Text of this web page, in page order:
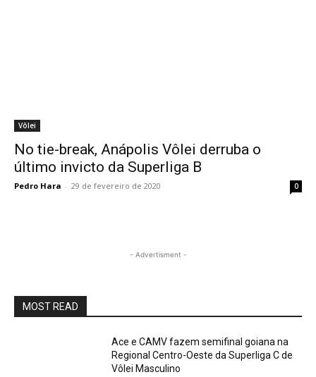
Vôlei
No tie-break, Anápolis Vôlei derruba o
último invicto da Superliga B
Pedro Hara - 29 de fevereiro de 2020 0
- Advertisment -
MOST READ
Ace e CAMV fazem semifinal goiana na
Regional Centro-Oeste da Superliga C de
Vôlei Masculino